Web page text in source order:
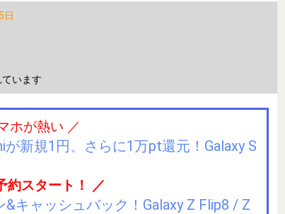
日
います
ホが熱い ／
新規1円、さらに1万pt還元！Galaxy S
約スタート！ ／
キャッシュバック！Galaxy Z Flip8 / Z